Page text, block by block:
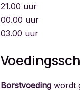
21.00 uur
00.00 uur
03.00 uur
Borstvoeding wordt